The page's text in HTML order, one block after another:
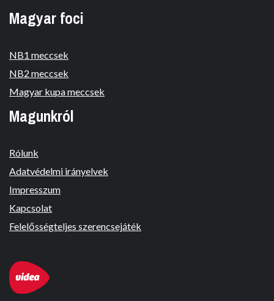
Magyar foci
NB1 meccsek
NB2 meccsek
Magyar kupa meccsek
Magunkról
Rólunk
Adatvédelmi irányelvek
Impresszum
Kapcsolat
Felelősségteljes szerencsejáték